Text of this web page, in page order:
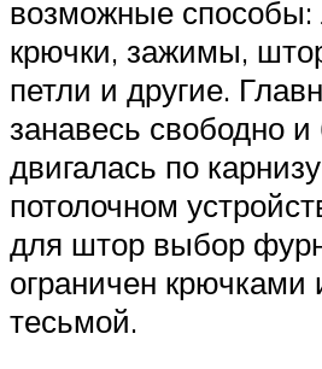
возможные
крючки, зажимы,
петли и другие.
занавесь свободно
двигалась по
потолочном
для штор выбор
ограничен крючками
тесьмой.